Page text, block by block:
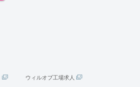
ウィルオブ工場求人